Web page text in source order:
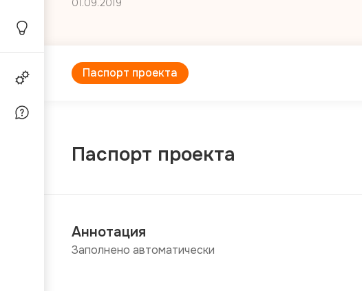
01.09.2019
Паспорт проекта
Паспорт проекта
Аннотация
Заполнено автоматически